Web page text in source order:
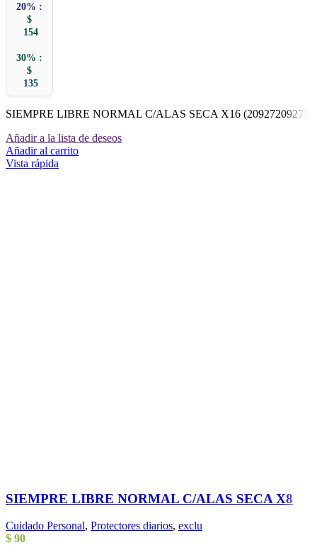
20% :
$
154
30% :
$
135
SIEMPRE LIBRE NORMAL C/ALAS SECA X16 (2092720927)
Añadir a la lista de deseos
Añadir al carrito
Vista rápida
SIEMPRE LIBRE NORMAL C/ALAS SECA X8
Cuidado Personal, Protectores diarios, exclu
$ 90